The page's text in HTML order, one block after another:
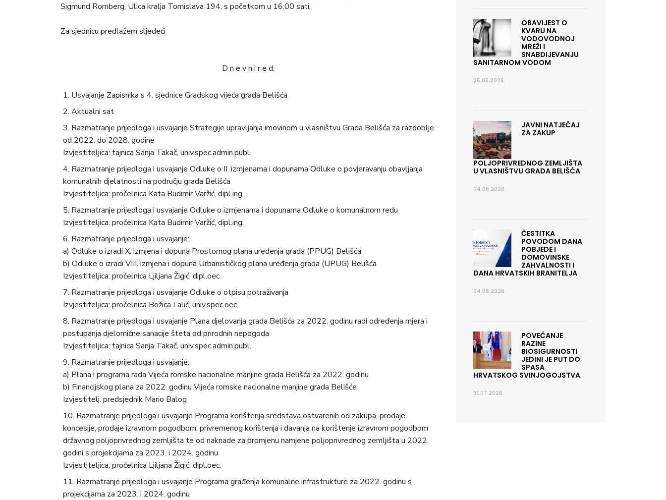
Sigmund Romberg, Ulica kralja Tomislava 194, s početkom u 16:00 sati.
Za sjednicu predlažem sljedeći
D n e v n i r e d:
Usvajanje Zapisnika s 4. sjednice Gradskog vijeća grada Belišća
Aktualni sat
Razmatranje prijedloga i usvajanje Strategije upravljanja imovinom u vlasništvu Grada Belišća za razdoblje
od 2022. do 2028. godine
Izvjestiteljica: tajnica Sanja Takač, univ.spec.admin.publ.
Razmatranje prijedloga i usvajanje Odluke o II. izmjenama i dopunama Odluke o povjeravanju obavljanja
komunalnih djelatnosti na području grada Belišća
Izvjestiteljica: pročelnica Kata Budimir Varžić, dipl.ing.
Razmatranje prijedloga i usvajanje Odluke o izmjenama i dopunama Odluke o komunalnom redu
Izvjestiteljica: pročelnica Kata Budimir Varžić, dipl.ing.
Razmatranje prijedloga i usvajanje:
a) Odluke o izradi X. izmjena i dopuna Prostornog plana uređenja grada (PPUG) Belišća
b) Odluke o izradi VIII. izmjena i dopuna Urbanističkog plana uređenja grada (UPUG) Belišća
Izvjestiteljica: pročelnica Ljiljana Žigić, dipl.oec.
Razmatranje prijedloga i usvajanje Odluke o otpisu potraživanja
Izvjestiteljica: pročelnica Božica Lalić, univ.spec.oec.
Razmatranje prijedloga i usvajanje Plana djelovanja grada Belišća za 2022. godinu radi određenja mjera i
postupanja djelomične sanacije šteta od prirodnih nepogoda
Izvjestiteljica: tajnica Sanja Takač, univ.spec.admin.publ.
Razmatranje prijedloga i usvajanje:
a) Plana i programa rada Vijeća romske nacionalne manjine grada Belišća za 2022. godinu
b) Financijskog plana za 2022. godinu Vijeća romske nacionalne manjine grada Belišće
Izvjestitelj: predsjednik Mario Balog
Razmatranje prijedloga i usvajanje Programa korištenja sredstava ostvarenih od zakupa, prodaje,
koncesije, prodaje izravnom pogodbom, privremenog korištenja i davanja na korištenje izravnom pogodbom
državnog poljoprivrednog zemljišta te od naknade za promjenu namjene poljoprivrednog zemljišta u 2022.
godini s projekcijama za 2023. i 2024. godinu
Izvjestiteljica: pročelnica Ljiljana Žigić, dipl.oec.
Razmatranje prijedloga i usvajanje Programa građenja komunalne infrastrukture za 2022. godinu s
projekcijama za 2023. i 2024. godinu
OBAVIJEST O
KVARU NA
VODOVODNOJ
MREŽI I
SNABDIJEVANJU
SANITARNOM VODOM
05.08.2026.
JAVNI NATJEČAJ
ZA ZAKUP
POLJOPRIVREDNOG ZEMLJIŠTA
U VLASNIŠTVU GRADA BELIŠĆA
04.08.2026.
ČESTITKA
POVODOM DANA
POBJEDE I
DOMOVINSKE
ZAHVALNOSTI I
DANA HRVATSKIH BRANITELJA
04.08.2026.
POVEĆANJE
RAZINE
BIOSIGURNOSTI
JEDINI JE PUT DO
SPASA
HRVATSKOG SVINJOGOJSTVA
31.07.2026.